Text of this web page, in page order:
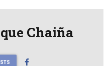
Chaiña